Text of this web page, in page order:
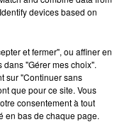
devices based on
et fermer", ou affiner en
"Gérer mes choix".
sur "Continuer sans
que pour ce site. Vous
consentement à tout
en bas de chaque page.